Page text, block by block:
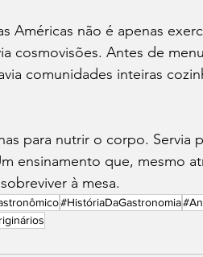
Américas não é apenas
cosmovisões. Antes de
comunidades inteiras
para nutrir o corpo. Servia
ensinamento que, mesmo
à mesa.
#HistóriaDaGastronomia